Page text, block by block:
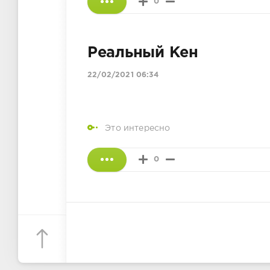
0
Реальный Кен
22/02/2021 06:34
Это интересно
0